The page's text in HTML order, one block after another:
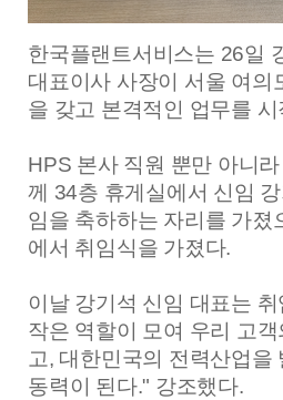
한국플랜트서비스는 26일
대표이사 사장이 서울 여의
을 갖고 본격적인 업무를
HPS 본사 직원 뿐만 아니
께 34층 휴게실에서 신임
임을 축하하는 자리를 가졌
에서 취임식을 가졌다.
이날 강기석 신임 대표는
작은 역할이 모여 우리 고
고, 대한민국의 전력산업을
동력이 된다." 강조했다.